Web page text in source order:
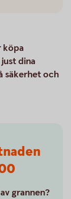
köpa
dina
säkerhet och
grannen?